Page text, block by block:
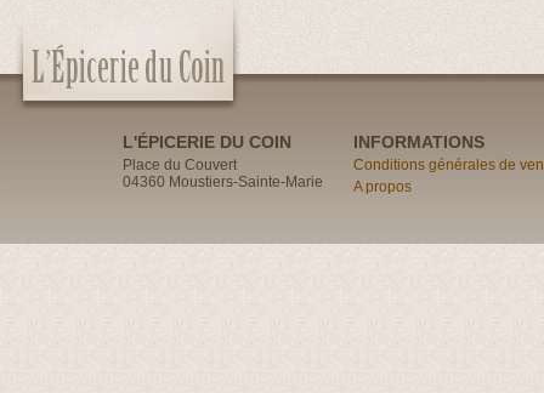
L'ÉPICERIE DU COIN
Place du Couvert
04360 Moustiers-Sainte-Marie
INFORMATIONS
Conditions générales de
A propos